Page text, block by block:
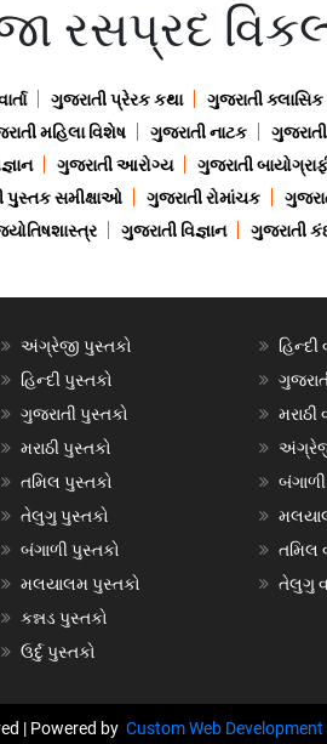
રસપ્રદ
ગુજરાતી પ્રેરક કથા ગુજરાતી
મહિલા વિશેષ ગુજરાતી નાટક
ગુજરાતી આરોગ્ય ગુજરાતી
પુસ્તક સમીક્ષાઓ ગુજરાતી રોમાંચક
ગુજરાતી વિજ્ઞાન ગુજરાતી
અંગ્રેજી પુસ્તકો
હિન્દી પુસ્તકો
ગુજરાતી પુસ્તકો
મરાઠી પુસ્તકો
તમિલ પુસ્તકો
તેલુગુ પુસ્તકો
બંગાળી પુસ્તકો
મલયાલમ પુસ્તકો
કન્નડ પુસ્તકો
ઉર્દુ પુસ્તકો
હિન્દી
મરાઠી
બંગાળી
તમિલ
તેલુગુ
| Powered by Custom Web